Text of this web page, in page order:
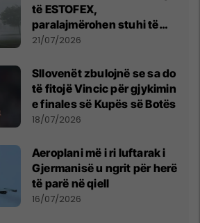
të ESTOFEX,
paralajmërohen stuhi të
fuqishme me breshër dhe
21/07/2026
Sllovenët zbulojnë se sa do
të fitojë Vincic për gjykimin
e finales së Kupës së Botës
18/07/2026
Aeroplani më i ri luftarak i
Gjermanisë u ngrit për herë
të parë në qiell
16/07/2026